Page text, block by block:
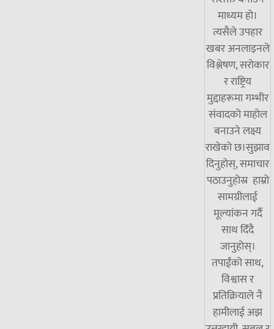
माध्यम हो।
त्यसैले उपहार
खबर अनलाइनले
विश्लेषण, सरोकार
र राष्ट्रिय
मुद्दाहरूमा गम्भीर
संवादको माहोल
बनाउने लक्ष्य
राखेको छ।सुझाव
दिनुहोस्, समाचार
पठाउनुहोस्र हाम्रो
सामग्रीलाई
मूल्यांकन गर्दै
साथ दिँदै
जानुहोस्।
तपाईंको साथ,
विश्वास र
प्रतिक्रियाले नै
हामीलाई अझ